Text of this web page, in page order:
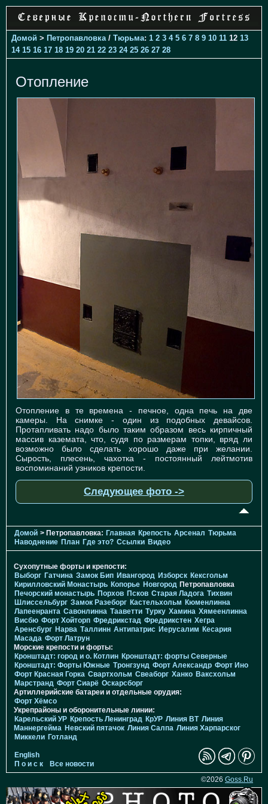
Домой > Петропавловка / Тюрьма: 1 2 3 4 5 6 7 8 9 10 11 12 13
14 15 16 17 18 19 20 21 22 23 24 25 26 27 28
Отопление
Отопление в те времена - печное, одна печь на две
камеры. На снимке - один из подобных девайсов.
Протапливать надо было таким образом весь кирпичный
массив каземата, что, судя по размерам топки, вряд ли
возможно было сделать хорошо даже при желании.
Сырость, плесень, чахотка - постоянный лейтмотив
воспоминаний узников крепости.
Следующее фото ->
Домой > Петропавловка: Главная Крепость Арсенал Тюрьма
Наводнение План Где это? Ссылки Видео
Сухопутные форты и крепости:
Выборг Гатчина Замок Бип Ивангород Изборск Кексгольм
Кирилловский Монастырь Копорье Новгород Петропавловка
Печорcкий монастырь Порхов Псков Старая Ладога Тихвин
Шлиссельбург Замок Разеборг Кастельхольм Кюменлинна
Лапеенранта Савонлинна Тааветти Турку Хамина Хямеенлинна
Висбю Форт Хойторп Фредрикстад Фредрикстен Хегра
Аренсбург Нарва Таллинн Антипатрис Иерусалим Кесария
Масада Форт Латрун
Морские крепости и форты:
Кронштадт: город и о. Котлин Кронштадт: форты Северные
Кронштадт: Форты Южные Тронгзунд Форт Александр Форт Ино
Форт Красная Горка Свартхольм Свеаборг Ханко Ваксхольм
Марстранд Форт Сиарё Оскарсборг
Артиллерийские батареи и отдельные орудия:
Форт Хёмсо
Укрепрайоны и оборонительные линии:
Карельский УР Крепость Ленинград КрУР Линия ВТ Линия
Маннергейма Невский пятачок Линия Салпа Линия Харпарског
Миккели Готланд
English
П о и с к
Все новости
©2026 Goss.Ru